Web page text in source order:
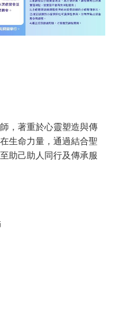
，著重於心靈塑造與傳
生命力量，通過結合聖
助己助人同行及傳承服